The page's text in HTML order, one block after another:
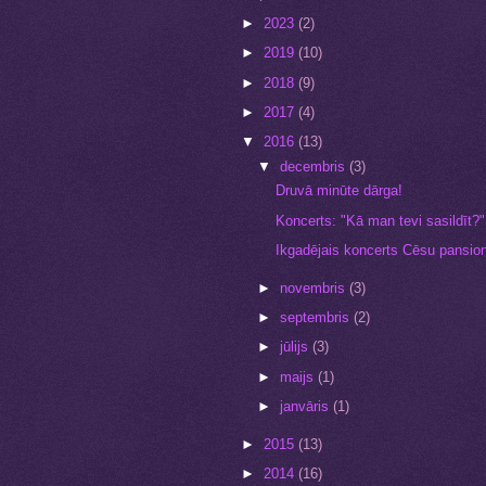
► 2023 (2)
► 2019 (10)
► 2018 (9)
► 2017 (4)
▼ 2016 (13)
▼decembris(3)
Druvā minūte dārga!
Koncerts: "Kā man tevi sasildīt?"
Ikgadējais koncerts Cēsu
►novembris(3)
►septembris(2)
►jūlijs(3)
►maijs(1)
►janvāris(1)
► 2015 (13)
► 2014 (16)